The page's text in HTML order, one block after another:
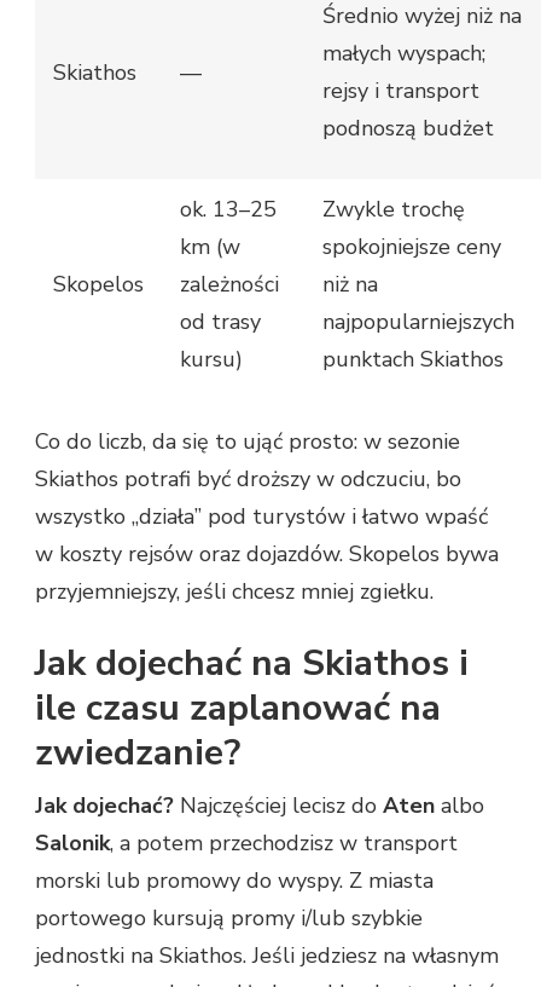
Skiathos —
Średnio wyżej niż na
małych wyspach;
rejsy i transport
podnoszą budżet
Skopelos
ok. 13–25
km (w
zależności
od trasy
kursu)
Zwykle trochę
spokojniejsze ceny
niż na
najpopularniejszych
punktach Skiathos
Co do liczb, da się to ująć prosto: w sezonie
Skiathos potrafi być droższy w odczuciu, bo
wszystko „działa” pod turystów i łatwo wpaść
w koszty rejsów oraz dojazdów. Skopelos bywa
przyjemniejszy, jeśli chcesz mniej zgiełku.
Jak dojechać na Skiathos i
ile czasu zaplanować na
zwiedzanie?
Jak dojechać? Najczęściej lecisz do Aten albo
Salonik, a potem przechodzisz w transport
morski lub promowy do wyspy. Z miasta
portowego kursują promy i/lub szybkie
jednostki na Skiathos. Jeśli jedziesz na własnym